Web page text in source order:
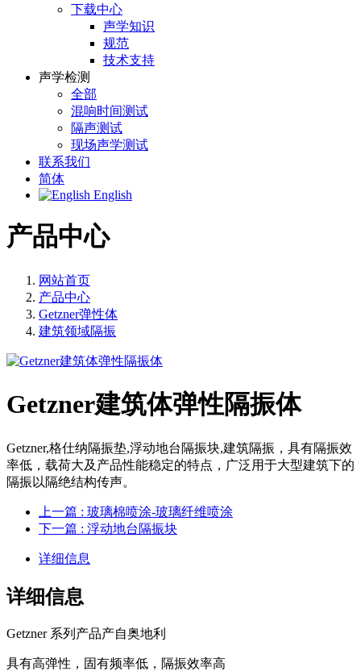
下载中心
声学知识
规范
技术支持
声学检测
全部
混响时间测试
隔声测试
现场声学测试
联系我们
简体
English
产品中心
网站首页
产品中心
Getzner弹性体
建筑领域隔振
Getzner建筑体弹性隔振体
Getzner,格仕纳隔振垫,浮动地台隔振块,建筑隔振，具有隔振效
率低，载荷大及产品性能稳定的特点，广泛用于大型建筑下的
隔振以隔绝结构传声。
上一篇 : 玻璃棉喷涂-玻璃纤维喷涂
下一篇 : 浮动地台隔振块
详细信息
详细信息
Getzner 系列产品产自奥地利
具有高弹性，固有频率低，隔振效率高